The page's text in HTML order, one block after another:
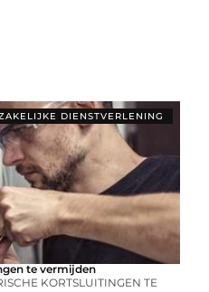
DIENSTVERLENING
te vermijden
KORTSLUITINGEN TE